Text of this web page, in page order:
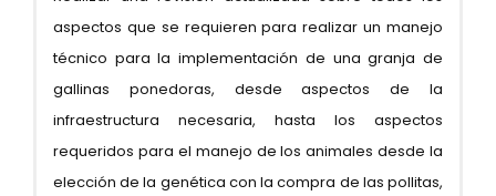
aspectos que se requieren para realizar un manejo
técnico para la implementación de una granja de
gallinas ponedoras, desde aspectos de la
infraestructura necesaria, hasta los aspectos
requeridos para el manejo de los animales desde la
elección de la genética con la compra de las pollitas,